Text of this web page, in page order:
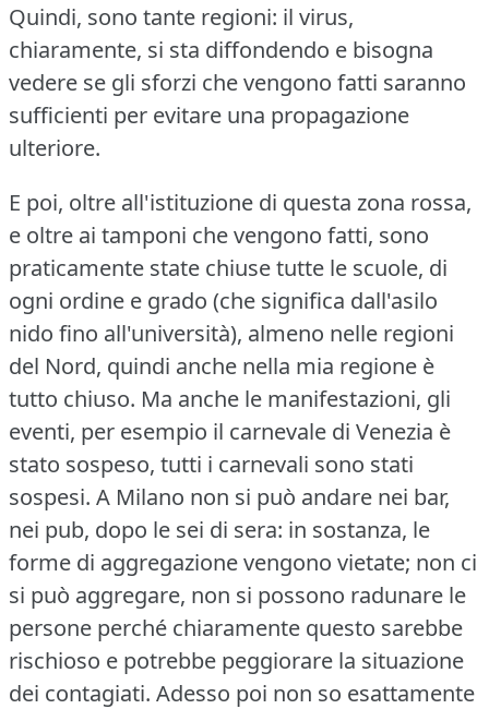
Quindi, sono tante regioni: il virus,
chiaramente, si sta diffondendo e bisogna
vedere se gli sforzi che vengono fatti saranno
sufficienti per evitare una propagazione
ulteriore.
E poi, oltre all'istituzione di questa zona rossa,
e oltre ai tamponi che vengono fatti, sono
praticamente state chiuse tutte le scuole, di
ogni ordine e grado (che significa dall'asilo
nido fino all'università), almeno nelle regioni
del Nord, quindi anche nella mia regione è
tutto chiuso. Ma anche le manifestazioni, gli
eventi, per esempio il carnevale di Venezia è
stato sospeso, tutti i carnevali sono stati
sospesi. A Milano non si può andare nei bar,
nei pub, dopo le sei di sera: in sostanza, le
forme di aggregazione vengono vietate; non ci
si può aggregare, non si possono radunare le
persone perché chiaramente questo sarebbe
rischioso e potrebbe peggiorare la situazione
dei contagiati. Adesso poi non so esattamente